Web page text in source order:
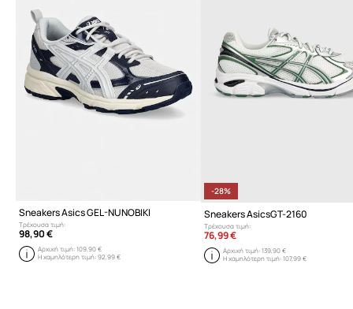
Sneakers Asics GEL-NUNOBIKI
Τρέχουσα τιμή:
98,90 €
Αρχική τιμή:109,90 €
Η χαμηλότερη τιμή:92,99 €
-28%
Sneakers AsicsGT-2160
Τρέχουσα τιμή:
76,99 €
Αρχική τιμή: 139,90 €
Η χαμηλότερη τιμή: 107,99 €